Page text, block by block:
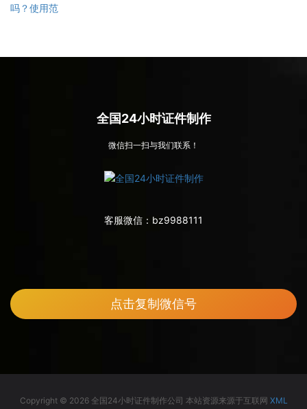
吗？使用范
全国24小时证件制作
微信扫一扫与我们联系！
客服微信： bz9988111
点击复制微信号
Copyright © 2026 全国24小时证件制作公司 本站资源来源于互联网 XML